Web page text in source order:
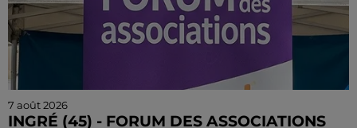
7 août 2026
INGRÉ (45) - FORUM DES ASSOCIATIONS